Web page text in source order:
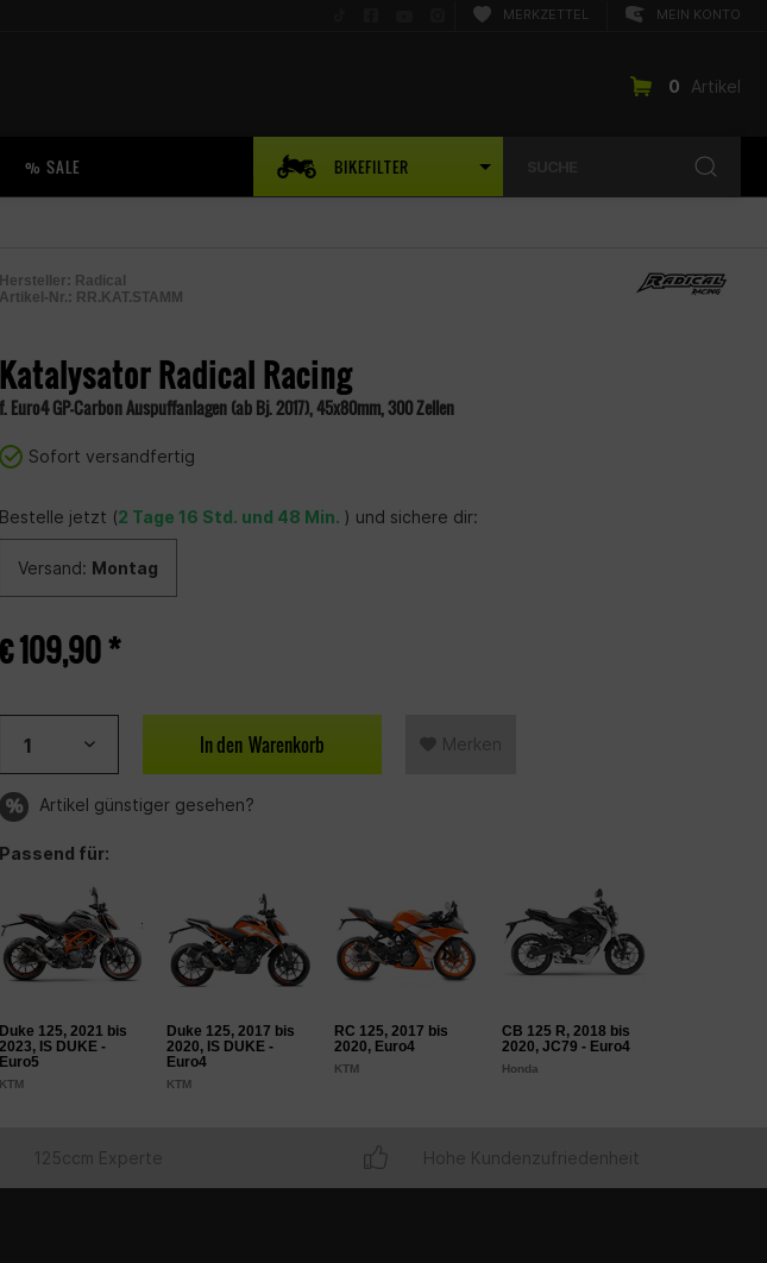
Folge
MERKZETTEL MEIN KONTO
0 Artikel
% SALE BIKEFILTER
Hersteller: Radical
Artikel-Nr.: RR.KAT.STAMM
Katalysator Radical Racing
f. Euro4 GP-Carbon Auspuffanlagen (ab Bj. 2017), 45x80mm, 300 Zellen
Sofort versandfertig
Bestelle jetzt (2 Tage 16 Std. und 48 Min. ) und sichere dir:
Versand: Montag
€ 109,90 *
In den Warenkorb Merken
Artikel günstiger gesehen?
Passend für:
Duke 125, 2021 bis
2023, IS DUKE -
Euro5
KTM
Duke 125, 2017 bis
2020, IS DUKE -
Euro4
KTM
RC 125, 2017 bis
2020, Euro4
KTM
CB 125 R, 2018 bis
2020, JC79 - Euro4
Honda
125ccm Experte Hohe Kundenzufriedenheit